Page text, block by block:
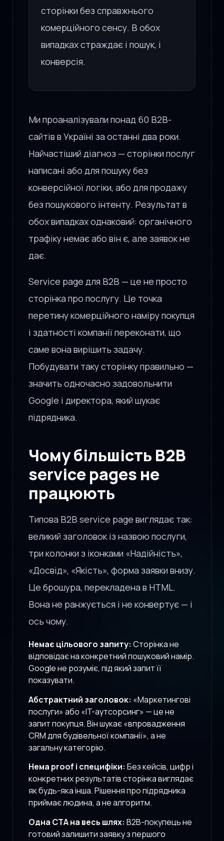
сторінки без справжнього
комерційного сенсу. В обох
випадках страждає і пошук, і
конверсія.
Ми проаналізували понад 60 B2B-
сайтів в Україні за останні два роки.
Найчастіший діагноз — сторінки послуг
написані або для пошуку без
конверсійної логіки, або для продажу
без пошукового інтенту. Результат в
обох випадках однаковий: органічного
трафіку немає або він є, але заявок не
дає.
Service page для B2B — це не просто
сторінка про послугу. Це точка
перетину комерційного наміру покупця
і здатності компанії переконати, що
саме вона вирішить задачу.
Побудувати таку сторінку правильно —
значить одночасно задовольнити
Google і директора, який шукає
підрядника.
Чому більшість B2B
service pages не
працюють
Типова B2B service page виглядає так:
великий заголовок із назвою послуги,
три колонки з іконками «Надійність»,
«Досвід», «Якість», форма заявки внизу.
Це брошура, перекладена в HTML.
Вона не ранжується і не конвертує — і
ось чому.
Немає цільового запиту: Сторінка не
відповідає на конкретний пошуковий намір.
Google не розуміє, під який запит її
показувати.
Абстрактний заголовок: «Маркетингові
послуги» або «IT-аутсорсинг» — це не
запит покупця. Він шукає «впровадження
CRM для будівельної компанії», а не
загальну категорію.
Нема proof і специфіки: Без кейсів, цифр і
конкретних результатів сторінка виглядає
як будь-яка інша. Рішення про підрядника
приймає людина, а не алгоритм.
Одна CTA на весь шлях: B2B-покупець не
готовий залишити заявку з першого